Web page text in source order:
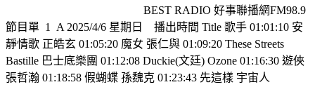
BEST RADIO 好事聯播網FM98.9
節目單 1 A 2025/4/6 星期日
播出時間 Title 歌手 01:01:10 安
靜情歌 正皓玄 01:05:20 魔女 張仁與 01:09:20 These Streets
Bastille 巴士底樂團 01:12:08 Duckie(文廷) Ozone 01:16:30 遊俠
張哲瀚 01:18:58 假蝴蝶 孫魏克 01:23:43 先這樣 宇宙人